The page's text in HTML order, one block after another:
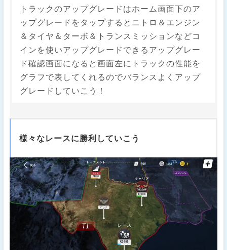
トラックのアップグレードはホーム画面下のア
ップグレードをタップするとニトロ＆エンジン
＆タイヤ＆ターボ＆トランスミッションなどコ
インを使いアップグレードできるアップグレー
ド確認画面になると画面左にトラックの性能を
グラフで表してくれるのでバランスよくアップ
グレードしていこう！
様々なレースに勝利していこう